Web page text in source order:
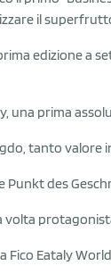
il
edizione a
una prima
tanto valore
Punkt des
volta
Fico Eataly World